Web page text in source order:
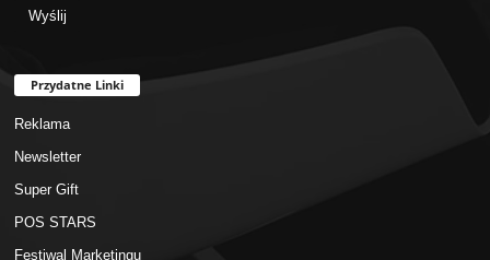
Przydatne Linki
Reklama
Newsletter
Super Gift
POS STARS
Festiwal Marketingu